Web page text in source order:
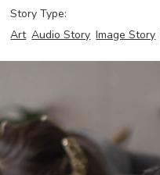
Story Type:
Art Audio Story Image Story